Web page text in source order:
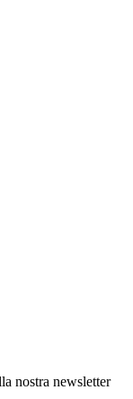
nostra newsletter